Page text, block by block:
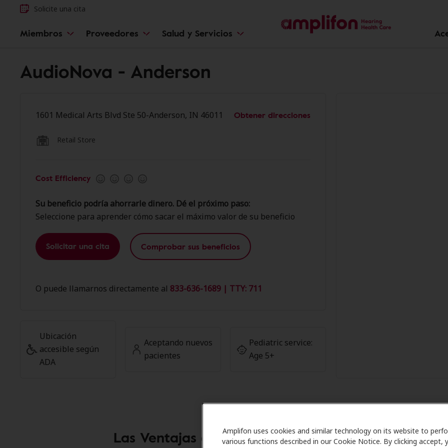
Amplifon uses cookies and similar technology on its website to
various functions described in our Cookie Notice. By clicking accept,
Solicite una cita
Miembros Proveedores Salud y Servicios
AudioNova - Anderson
1601 Medical Arts Blvd Ste 50-Anderson, IN 46011 Obtener direcciones
Retail Store
Cost Efficiency
Su beneficio podría ahorrarle dinero. Dé el próximo paso:
Seleccione para aprender cómo sacar el máximo valor de su beneficio
Solicitar una cita Comprobar sus beneficios
O puede llamarnos directamente al 833-636-1689 | TTY: 711
Ubicación
accesible según
ADA
Aceptando nuevos
pacientes
Pediatric service:
Age 5+
Las Ventajas de los Miembros de Amplifon en